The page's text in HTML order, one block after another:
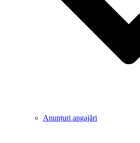
Anunțuri angajări